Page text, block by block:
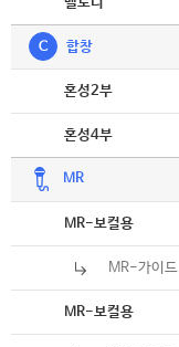
C 합창
혼성2부
혼성4부
MR
MR-보컬용
MR-가이드
MR-보컬용